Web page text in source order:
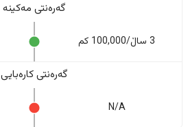
گەرەنتی مەکینە
3 ساڵ/100,000 کم
گەرەنتی کارەبایی
N/A